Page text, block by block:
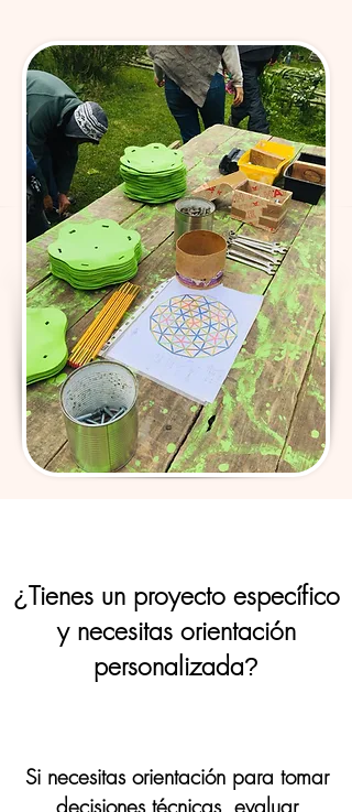
¿Tienes un proyecto específico
y necesitas orientación
personalizada?
Si necesitas orientación para tomar